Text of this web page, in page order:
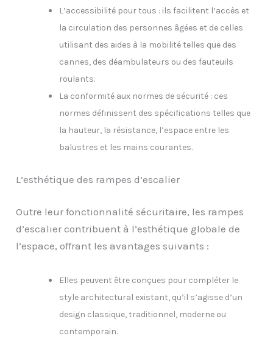
L’accessibilité pour tous : ils facilitent l’accès et
la circulation des personnes âgées et de celles
utilisant des aides à la mobilité telles que des
cannes, des déambulateurs ou des fauteuils
roulants.
La conformité aux normes de sécurité : ces
normes définissent des spécifications telles que
la hauteur, la résistance, l’espace entre les
balustres et les mains courantes.
L’esthétique des rampes d’escalier
Outre leur fonctionnalité sécuritaire, les rampes
d’escalier contribuent à l’esthétique globale de
l’espace, offrant les avantages suivants :
Elles peuvent être conçues pour compléter le
style architectural existant, qu’il s’agisse d’un
design classique, traditionnel, moderne ou
contemporain.